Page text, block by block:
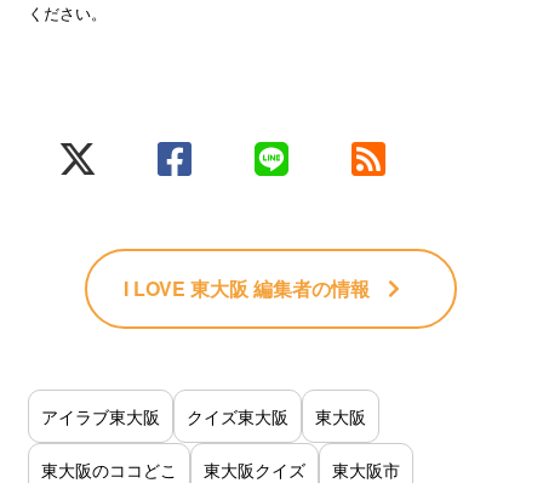
ください。
I LOVE 東大阪 編集者の情報
アイラブ東大阪 クイズ東大阪 東大阪
東大阪のココどこ 東大阪クイズ 東大阪市